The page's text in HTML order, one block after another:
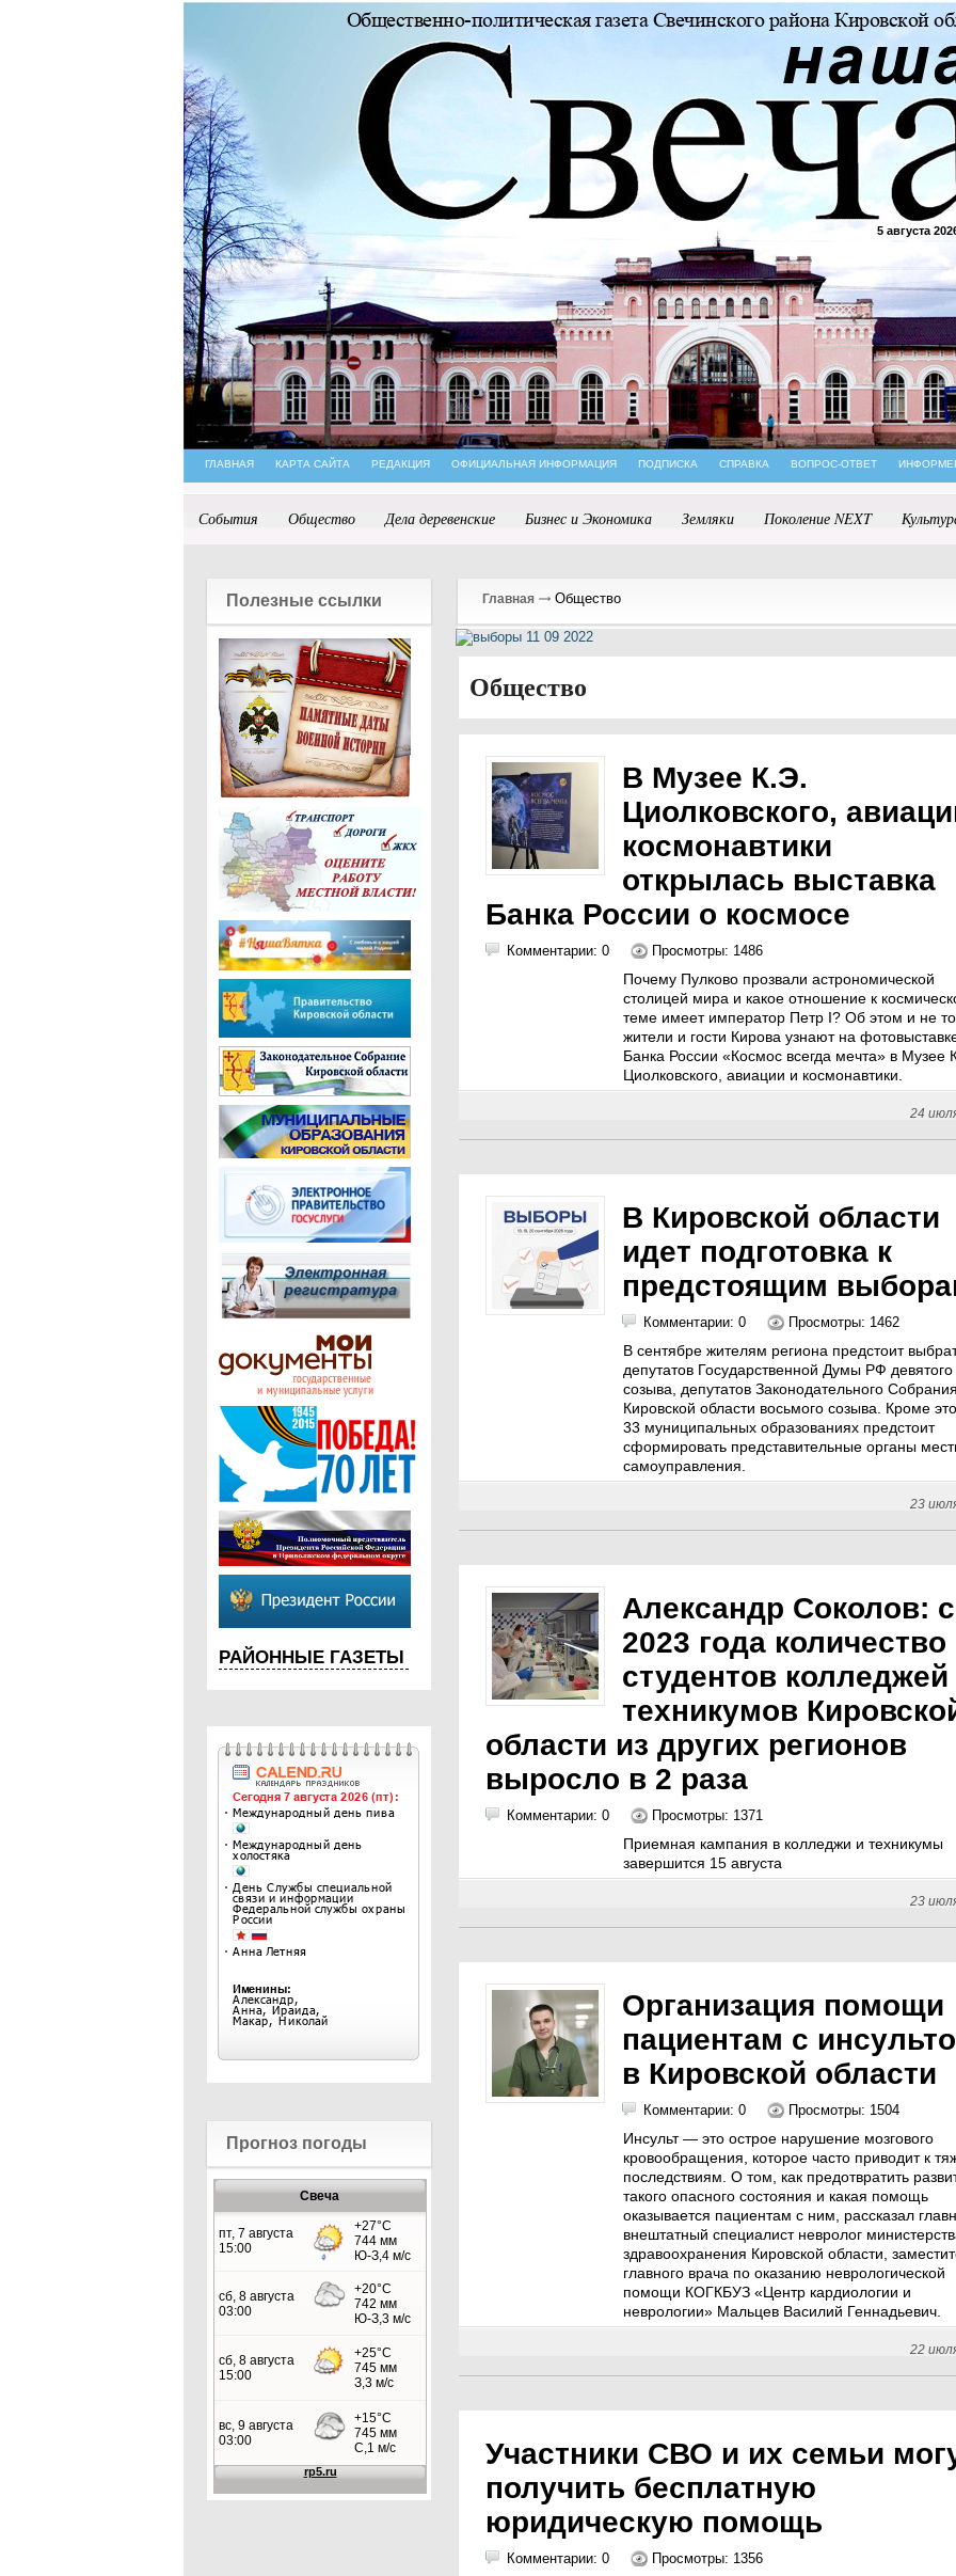
5 августа
ГЛАВНАЯ КАРТА САЙТА РЕДАКЦИЯ ОФИЦИАЛЬНАЯ ИНФОРМАЦИЯ ПОДПИСКА СПРАВКА ВОПРОС-ОТВЕТ
События Общество Дела деревенские Бизнес и Экономика Земляки Поколение NEXT
Полезные ссылки
РАЙОННЫЕ ГАЗЕТЫ
Прогноз погоды
Свеча
Главная Общество
Общество
В Музее К.Э.
Циолковского,
космонавтики
открылась выставка
Банка России о космосе
Комментарии: 0 Просмотры: 1486
Почему Пулково прозвали астрономической
столицей мира и какое отношение к
теме имеет император Петр I? Об этом и не
жители и гости Кирова узнают на
Банка России «Космос всегда мечта» в Музее
Циолковского, авиации и космонавтики.
24
В Кировской области
идет подготовка к
предстоящим
Комментарии: 0 Просмотры: 1462
В сентябре жителям региона предстоит
депутатов Государственной Думы РФ девятого
созыва, депутатов Законодательного Собрания
Кировской области восьмого созыва. Кроме
33 муниципальных образованиях предстоит
сформировать представительные органы
самоуправления.
23
Александр Соколов: с
2023 года количество
студентов колледжей
техникумов
области из других регионов
выросло в 2 раза
Комментарии: 0 Просмотры: 1371
Приемная кампания в колледжи и техникумы
завершится 15 августа
23
Организация помощи
пациентам с
в Кировской области
Комментарии: 0 Просмотры: 1504
Инсульт — это острое нарушение мозгового
кровообращения, которое часто приводит к
последствиям. О том, как предотвратить
такого опасного состояния и какая помощь
оказывается пациентам с ним, рассказал
внештатный специалист невролог
здравоохранения Кировской области,
главного врача по оказанию неврологической
помощи КОГКБУЗ «Центр кардиологии и
неврологии» Мальцев Василий Геннадьевич.
22
Участники СВО и их семьи
получить бесплатную
юридическую помощь
Комментарии: 0 Просмотры: 1356